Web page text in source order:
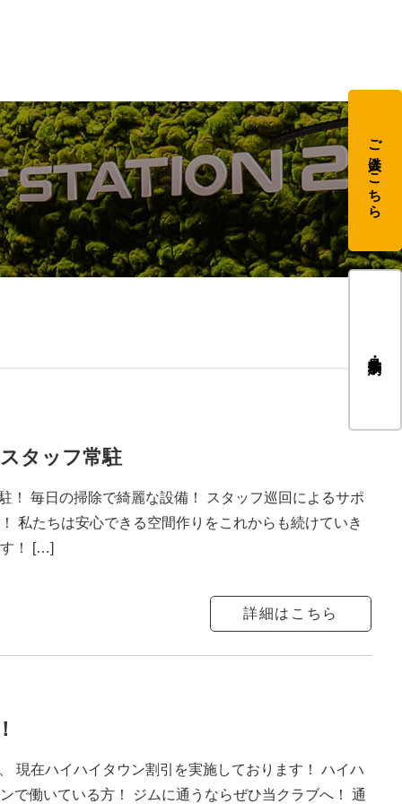
ご入会はこちら
タッフ常駐
！ 毎日の掃除で綺麗な設備！ スタッフ巡回によるサポ
私たちは安心できる空間作りをこれからも続けていき
！ […]
詳細はこちら
現在ハイハイタウン割引を実施しております！ ハイハ
で働いている方！ ジムに通うならぜひ当クラブへ！ 通